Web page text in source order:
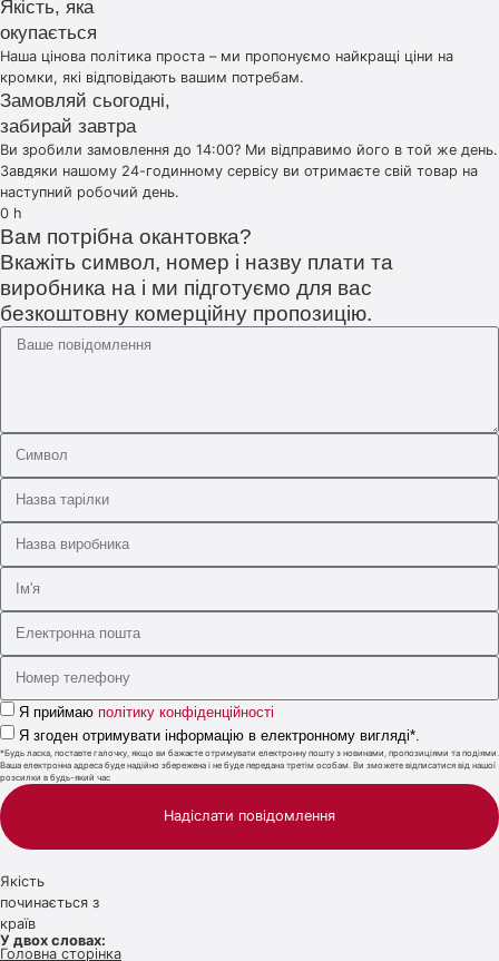
Якість, яка
окупається
Наша цінова політика проста – ми пропонуємо найкращі ціни на
кромки, які відповідають вашим потребам.
Замовляй сьогодні,
забирай завтра
Ви зробили замовлення до 14:00? Ми відправимо його в той же день.
Завдяки нашому 24-годинному сервісу ви отримаєте свій товар на
наступний робочий день.
0 h
Вам потрібна окантовка?
Вкажіть символ, номер і назву плати та
виробника на і ми підготуємо для вас
безкоштовну комерційну пропозицію.
Я приймаю політику конфіденційності
Я згоден отримувати інформацію в електронному вигляді*.
*Будь ласка, поставте галочку, якщо ви бажаєте отримувати електронну пошту з новинами, пропозиціями та подіями.
Ваша електронна адреса буде надійно збережена і не буде передана третім особам. Ви зможете відписатися від нашої
розсилки в будь-який час
Надіслати повідомлення
Якість
починається з
країв
У двох словах:
Головна сторінка